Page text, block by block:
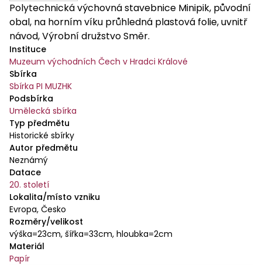
Polytechnická výchovná stavebnice Minipik, původní
obal, na horním víku průhledná plastová folie, uvnitř
návod, Výrobní družstvo Směr.
Instituce
Muzeum východních Čech v Hradci Králové
Sbírka
Sbírka PI MUZHK
Podsbírka
Umělecká sbírka
Typ předmětu
Historické sbírky
Autor předmětu
Neznámý
Datace
20. století
Lokalita/místo vzniku
Evropa, Česko
Rozměry/velikost
výška=23cm, šířka=33cm, hloubka=2cm
Materiál
Papír